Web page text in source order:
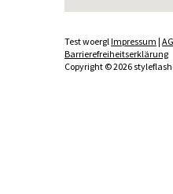
Test woerglImpressum |
Barrierefreiheitserklärung
Copyright © 2026